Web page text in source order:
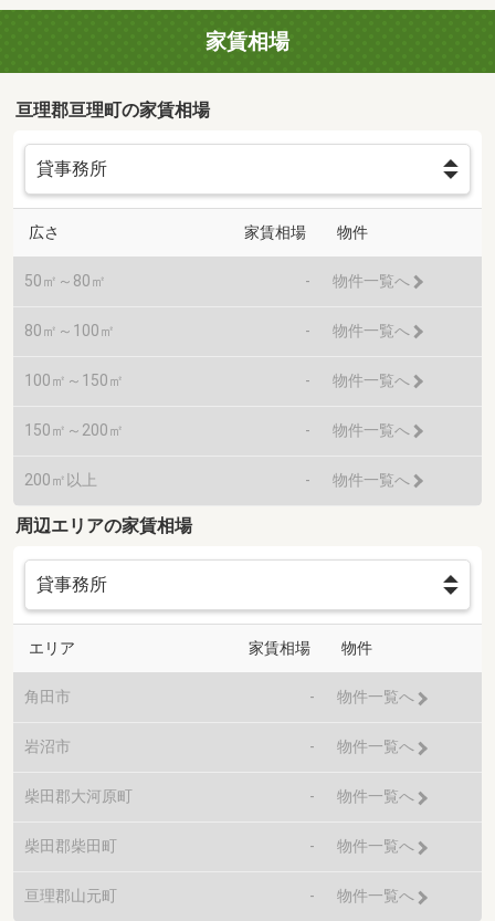
家賃相場
亘理郡亘理町の家賃相場
広さ 家賃相場 物件
50㎡～80㎡ - 物件一覧へ
80㎡～100㎡ - 物件一覧へ
100㎡～150㎡ - 物件一覧へ
150㎡～200㎡ - 物件一覧へ
200㎡以上 - 物件一覧へ
周辺エリアの家賃相場
エリア 家賃相場 物件
角田市 - 物件一覧へ
岩沼市 - 物件一覧へ
柴田郡大河原町 - 物件一覧へ
柴田郡柴田町 - 物件一覧へ
亘理郡山元町 - 物件一覧へ